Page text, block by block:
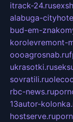
itrack-24.ru
alabuga-
bud-em-
korolevremont-
oooagrosnab.ru
ukrasotki.ru
sovratili.ru
rbc-news.ru
13autor-
hostserve.ru